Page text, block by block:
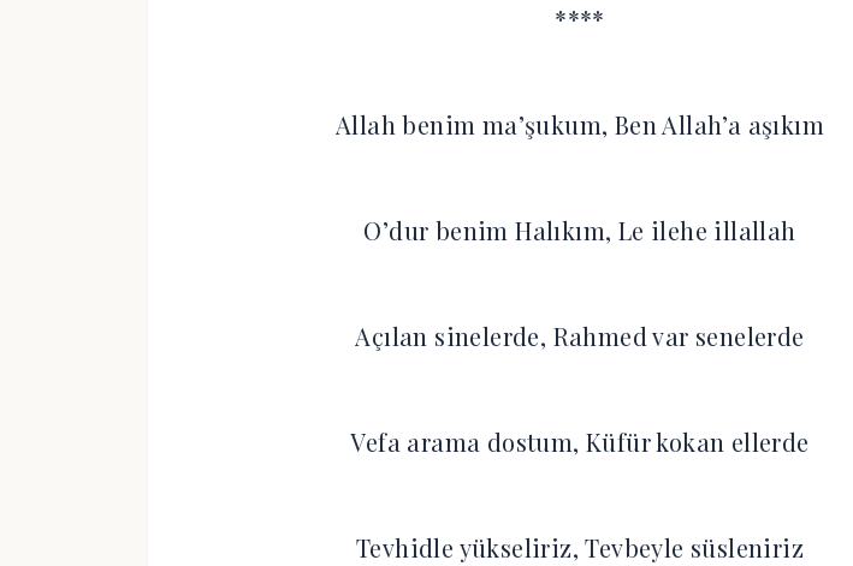
****
Allah benim ma’şukum, Ben Allah’a aşıkım
O’dur benim Halıkım, Le ilehe illallah
Açılan sinelerde, Rahmed var senelerde
Vefa arama dostum, Küfür kokan ellerde
Tevhidle yükseliriz, Tevbeyle süsleniriz